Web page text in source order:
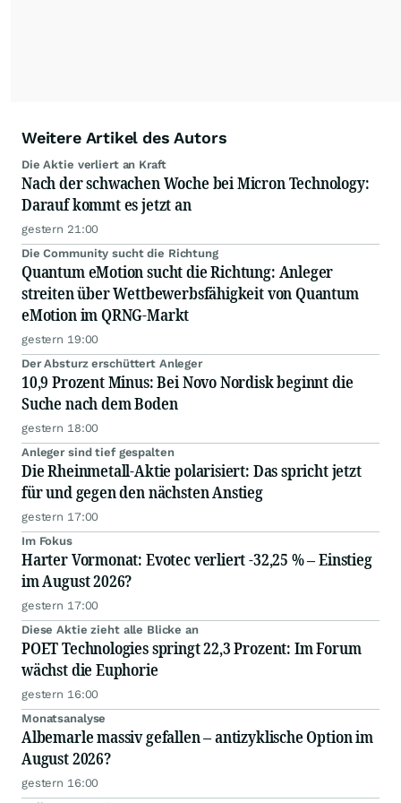
Weitere Artikel des Autors
Die Aktie verliert an Kraft
Nach der schwachen Woche bei Micron Technology:
Darauf kommt es jetzt an
gestern 21:00
Die Community sucht die Richtung
Quantum eMotion sucht die Richtung: Anleger
streiten über Wettbewerbsfähigkeit von Quantum
eMotion im QRNG-Markt
gestern 19:00
Der Absturz erschüttert Anleger
10,9 Prozent Minus: Bei Novo Nordisk beginnt die
Suche nach dem Boden
gestern 18:00
Anleger sind tief gespalten
Die Rheinmetall-Aktie polarisiert: Das spricht jetzt
für und gegen den nächsten Anstieg
gestern 17:00
Im Fokus
Harter Vormonat: Evotec verliert -32,25 % – Einstieg
im August 2026?
gestern 17:00
Diese Aktie zieht alle Blicke an
POET Technologies springt 22,3 Prozent: Im Forum
wächst die Euphorie
gestern 16:00
Monatsanalyse
Albemarle massiv gefallen – antizyklische Option im
August 2026?
gestern 16:00